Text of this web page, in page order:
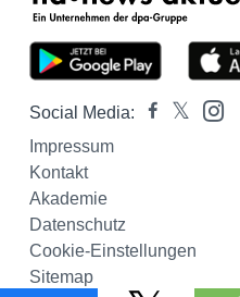
Social Media:
Impressum
Kontakt
Akademie
Datenschutz
Cookie-Einstellungen
Sitemap